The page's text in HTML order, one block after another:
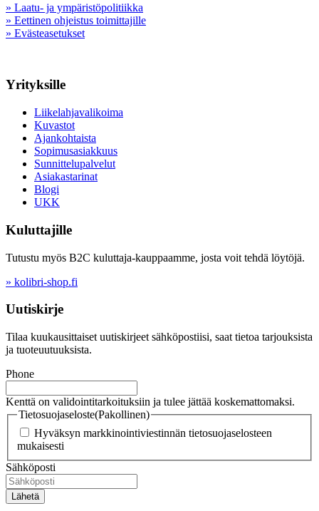
» Laatu- ja ympäristöpolitiikka
» Eettinen ohjeistus toimittajille
» Evästeasetukset
Yrityksille
Liikelahjavalikoima
Kuvastot
Ajankohtaista
Sopimusasiakkuus
Sunnittelupalvelut
Asiakastarinat
Blogi
UKK
Kuluttajille
Tutustu myös B2C kuluttaja-kauppaamme, josta voit tehdä löytöjä.
» kolibri-shop.fi
Uutiskirje
Tilaa kuukausittaiset uutiskirjeet sähköpostiisi, saat tietoa tarjouksista
ja tuoteuutuuksista.
Phone
Kenttä on validointitarkoituksiin ja tulee jättää koskemattomaksi.
Tietosuojaseloste(Pakollinen)
Hyväksyn markkinointiviestinnän tietosuojaselosteen
mukaisesti
Sähköposti